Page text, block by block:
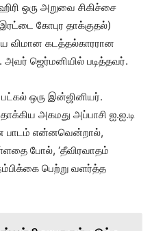
ஒரு அறுவை சிகிச்சை
கோபுர தாக்குதல்)
விமான கடத்தல்காரரான
ஜெர்மனியில் படித்தவர்.
ஒரு இன்ஜினியர்.
அகமது அப்பாசி ஐ.ஐ.டி
பாடம் என்னவென்றால்,
போல், ‘தீவிரவாதம்
பெற்று வளர்த்த